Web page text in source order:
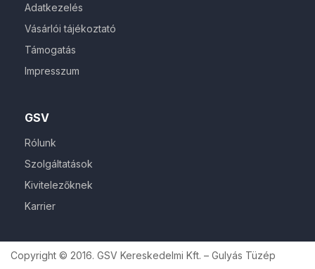
GSV
Rólunk
Szolgáltatások
Kivitelezőknek
Karrier
Adatkezelés
Vásárlói tájékoztató
Támogatás
Impresszum
Copyright © 2016. GSV Kereskedelmi Kft. – Gulyás Tüzép